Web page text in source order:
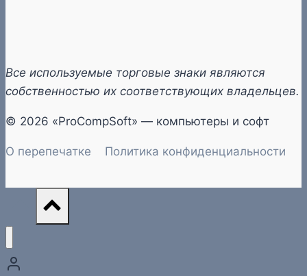
Все используемые торговые знаки являются
собственностью их соответствующих владельцев.
© 2026 «ProCompSoft» — компьютеры и софт
О перепечатке Политика конфиденциальности